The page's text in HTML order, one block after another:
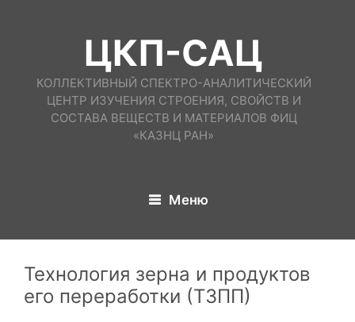
ЦКП-САЦ
КОЛЛЕКТИВНЫЙ СПЕКТРО-АНАЛИТИЧЕСКИЙ
ЦЕНТР ИЗУЧЕНИЯ СТРОЕНИЯ, СВОЙСТВ И
СОСТАВА ВЕЩЕСТВ И МАТЕРИАЛОВ ФИЦ
«КАЗНЦ РАН»
Меню
Технология зерна и продуктов
его переработки (ТЗПП)